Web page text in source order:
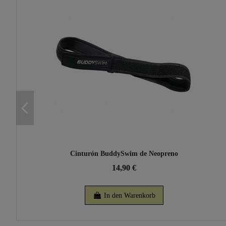
Cinturón BuddySwim de Neopreno
14,90 €
In den Warenkorb